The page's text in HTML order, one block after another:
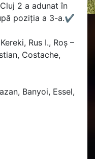
2 a adunat în
poziția a 3-a.✔️
Rus I., Roș –
Costache,
Banyoi, Essel,